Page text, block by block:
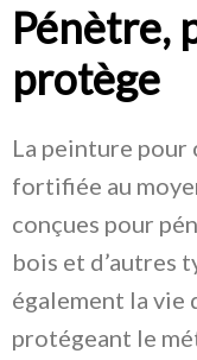
Pénètre,
protège
La peinture pour
fortifiée au
conçues pour
bois et d’autres
également la vie
protégeant le